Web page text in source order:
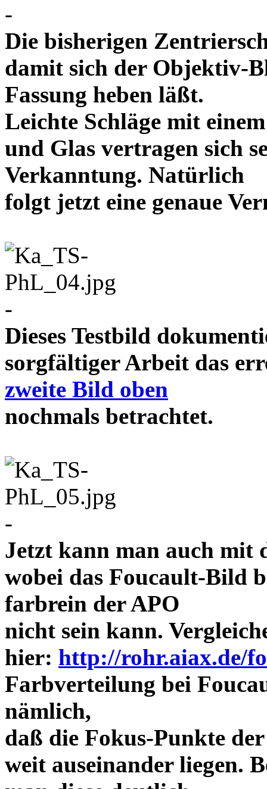
-
Die bisherigen
damit sich der Objektiv-
Fassung heben läßt.
Leichte Schläge mit
und Glas vertragen sich
Verkanntung. Natürlich
folgt jetzt eine genaue
-
Dieses Testbild
sorgfältiger Arbeit das
zweite Bild oben
nochmals
-
Jetzt kann man auch mit
wobei das Foucault-Bild
farbrein der APO
nicht sein kann.
hier: http://rohr.aiax.de/
Farbverteilung bei
nämlich,
daß die Fokus-Punkte
weit auseinander liegen.